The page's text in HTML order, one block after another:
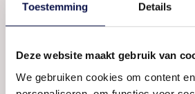
Toestemming Details
Deze website maakt gebruik van
We gebruiken cookies om content